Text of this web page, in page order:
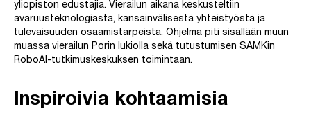
yliopiston edustajia. Vierailun aikana keskusteltiin
avaruusteknologiasta, kansainvälisestä yhteistyöstä ja
tulevaisuuden osaamistarpeista. Ohjelma piti sisällään muun
muassa vierailun Porin lukiolla sekä tutustumisen SAMKin
RoboAI-tutkimuskeskuksen toimintaan.
Inspiroivia kohtaamisia